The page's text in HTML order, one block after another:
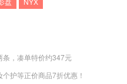
，凑单特价约347元
护等正价商品7折优惠！